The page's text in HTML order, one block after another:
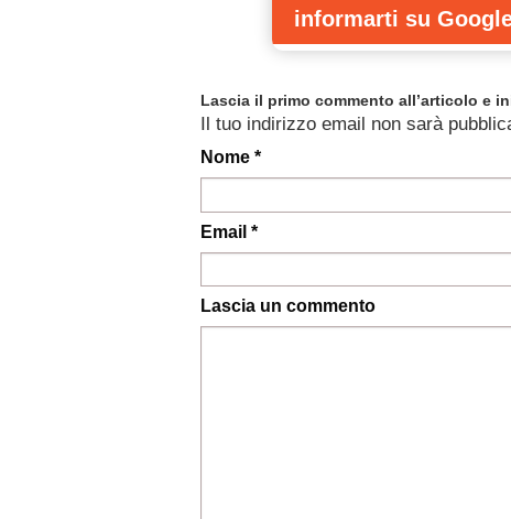
informarti su
Lascia il primo commento all’articolo e
Il tuo indirizzo email non sarà
Nome *
Email *
Lascia un commento